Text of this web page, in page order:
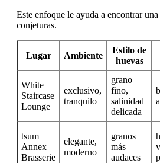
Este enfoque le ayuda a encontrar
conjeturas.
Lugar Ambiente
Estilo de
huevas
White
Staircase
Lounge
exclusivo,
tranquilo
grano
fino,
salinidad
delicada
tsum
Annex
Brasserie
elegante,
moderno
granos
más
audaces